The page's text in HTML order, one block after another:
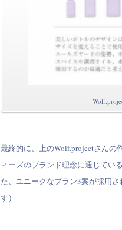
最終的に、上のWolf.projectさんの
ィーズのブランド理念に通じてい
た、ユニークなプラン3案が採用
す）